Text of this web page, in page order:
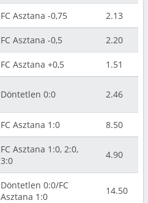
FC Asztana -0,75 2.13
FC Asztana -0,5 2.20
FC Asztana +0,5 1.51
Döntetlen 0:0 2.46
FC Asztana 1:0 8.50
FC Asztana 1:0, 2:0,
3:0
4.90
Döntetlen 0:0/FC
Asztana 1:0
14.50